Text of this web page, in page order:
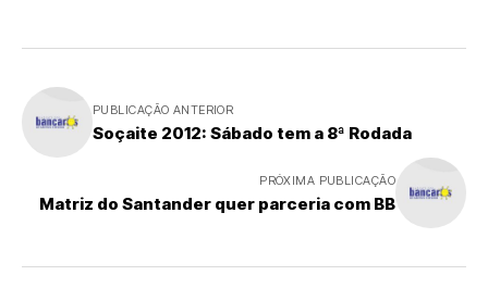
PUBLICAÇÃO ANTERIOR
Soçaite 2012: Sábado tem a 8ª Rodada
PRÓXIMA PUBLICAÇÃO
Matriz do Santander quer parceria com BB